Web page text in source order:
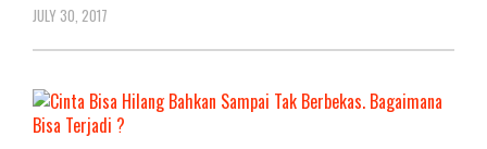
JULY 30, 2017